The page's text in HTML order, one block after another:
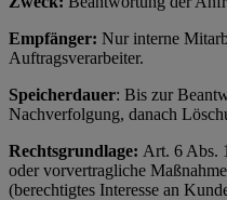
Empfänger: Nur interne
Auftragsverarbeiter.
Speicherdauer: Bis zur
Nachverfolgung, danach
Rechtsgrundlage: Art. 6 Abs.
oder vorvertragliche
(berechtigtes Interesse an